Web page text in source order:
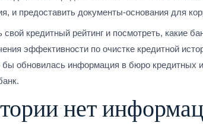
и предоставить документы-основания для
кредитный рейтинг и посмотреть, какие
эффективности по очистке кредитной
обновилась информация в бюро кредитных
нет